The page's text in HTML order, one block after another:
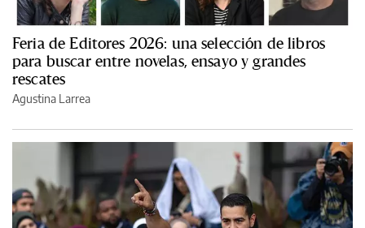
Feria de Editores 2026: una selección de libros
para buscar entre novelas, ensayo y grandes
rescates
Agustina Larrea